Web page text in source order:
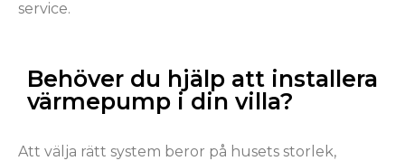
service.
Behöver du hjälp att installera
värmepump i din villa?
Att välja rätt system beror på husets storlek,